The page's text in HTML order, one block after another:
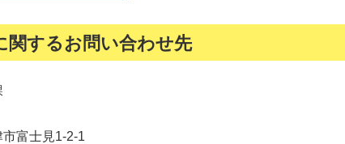
関するお問い合わせ先
富士見1-2-1